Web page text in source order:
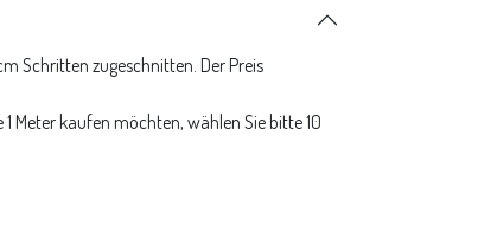
Schritten zugeschnitten. Der Preis
Meter kaufen möchten, wählen Sie bitte 10